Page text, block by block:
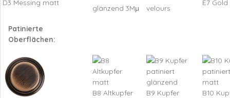
D3 Messing matt
glänzend 3Mμ
velours
E7
Patinierte
Oberflächen:
B8 Altkupfer
B9 Kupfer
B10